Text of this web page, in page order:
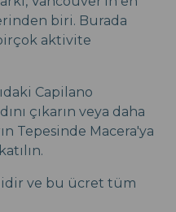
biri. Burada
aktivite
Capilano
çıkarın veya daha
Tepesinde Macera'ya
ve bu ücret tüm